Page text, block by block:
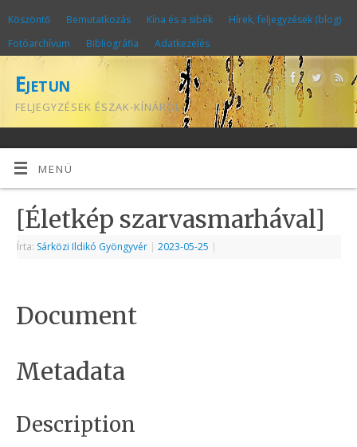
Köszöntő Bemutatkozás Kína és a sibék
Hírek, feljegyzések (blog)
Fotóarchívum
Bibliográfia Adatkezelés
Ejetun
FELJEGYZÉSEK ÉSZAK-KÍNÁRÓL
MENÜ
[Életkép szarvasmarhával]
Írta: Sárközi Ildikó Gyöngyvér | 2023-05-25 |
Document
Metadata
Description